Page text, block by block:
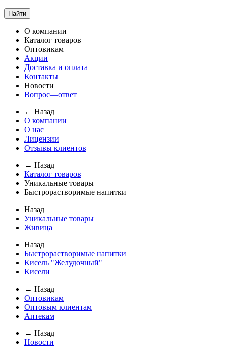
Найти
О компании
Каталог товаров
Оптовикам
Акции
Доставка и оплата
Контакты
Новости
Вопрос—ответ
← Назад
О компании
О нас
Лицензии
Отзывы клиентов
← Назад
Каталог товаров
Уникальные товары
Быстрорастворимые напитки
Назад
Уникальные товары
Живица
Назад
Быстрорастворимые напитки
Кисель "Желудочный"
Кисели
← Назад
Оптовикам
Оптовым клиентам
Аптекам
← Назад
Новости